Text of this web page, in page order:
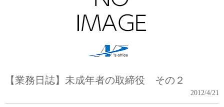
【業務日誌】未成年者の取締役 その２
2012/4/21